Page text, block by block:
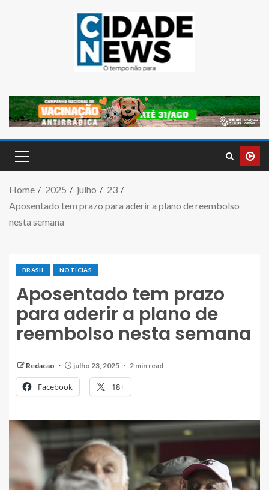
Home 2025 julho
23
Aposentado tem prazo para aderir a plano de reembolso
nesta semana
BRASIL NOTÍCIAS
Aposentado tem prazo
para aderir a plano de
reembolso nesta semana
Redacao julho 23, 2025 2 min read
Facebook 18+